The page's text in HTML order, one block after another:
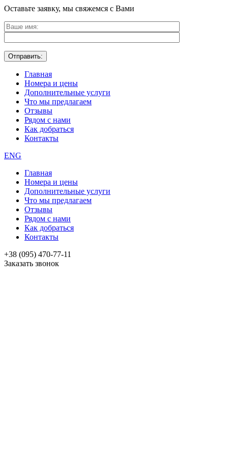
Оставьте заявку, мы свяжемся с Вами
Главная
Номера и цены
Дополнительные услуги
Что мы предлагаем
Отзывы
Рядом с нами
Как добраться
Контакты
ENG
Главная
Номера и цены
Дополнительные услуги
Что мы предлагаем
Отзывы
Рядом с нами
Как добраться
Контакты
+38 (095) 470-77-11
Заказать звонок